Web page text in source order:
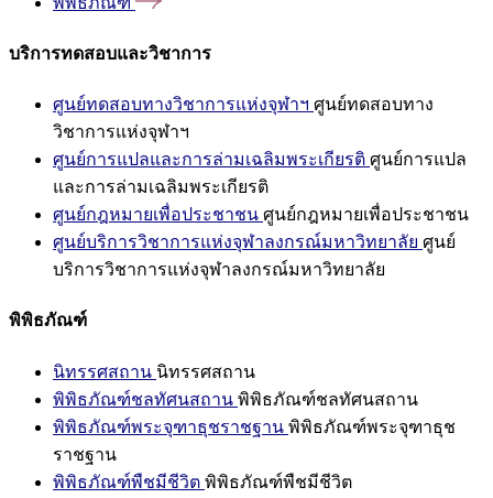
บริการทดสอบและวิชาการ
ศูนย์ทดสอบทางวิชาการแห่งจุฬาฯ ศูนย์ทดสอบทาง
วิชาการแห่งจุฬาฯ
ศูนย์การแปลและการล่ามเฉลิมพระเกียรติ ศูนย์การแปล
และการล่ามเฉลิมพระเกียรติ
ศูนย์กฎหมายเพื่อประชาชน ศูนย์กฎหมายเพื่อประชาชน
ศูนย์บริการวิชาการแห่งจุฬาลงกรณ์มหาวิทยาลัย ศูนย์
บริการวิชาการแห่งจุฬาลงกรณ์มหาวิทยาลัย
พิพิธภัณฑ์
นิทรรศสถาน นิทรรศสถาน
พิพิธภัณฑ์ชลทัศนสถาน พิพิธภัณฑ์ชลทัศนสถาน
พิพิธภัณฑ์พระจุฑาธุชราชฐาน พิพิธภัณฑ์พระจุฑาธุช
ราชฐาน
พิพิธภัณฑ์พืชมีชีวิต พิพิธภัณฑ์พืชมีชีวิต